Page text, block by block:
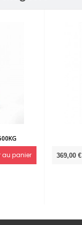
CENTRALE
Ajouter au panier